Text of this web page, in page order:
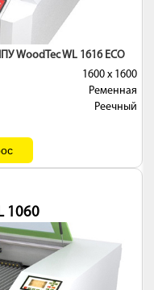
WoodTec WL 1616 ECO
1600 х 1600
Ременная
Реечный
1060